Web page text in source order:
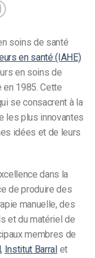
soins de santé
en santé (IAHE)
en soins de
1985. Cette
se consacrent à la
les plus innovantes
idées et de leurs
dans la
de produire des
manuelle, des
et du matériel de
membres de
, Institut Barral et